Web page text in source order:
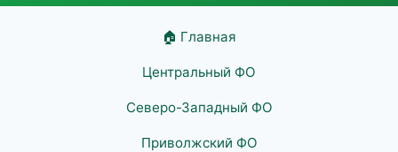
🏠 Главная
Центральный ФО
Северо-Западный ФО
Приволжский ФО